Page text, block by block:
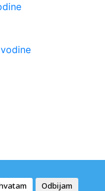
Odbijam
ipak nekako
serijska
na
stoji...